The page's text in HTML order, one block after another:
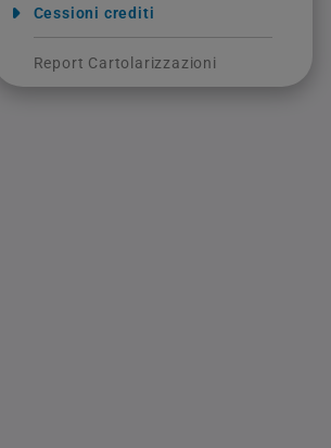
Cessioni crediti
Report Cartolarizzazioni